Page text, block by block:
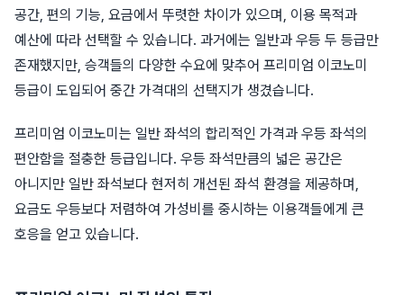
공간, 편의 기능, 요금에서 뚜렷한 차이가 있으며, 이용 목적과
예산에 따라 선택할 수 있습니다. 과거에는 일반과 우등 두 등급만
존재했지만, 승객들의 다양한 수요에 맞추어 프리미엄 이코노미
등급이 도입되어 중간 가격대의 선택지가 생겼습니다.
프리미엄 이코노미는 일반 좌석의 합리적인 가격과 우등 좌석의
편안함을 절충한 등급입니다. 우등 좌석만큼의 넓은 공간은
아니지만 일반 좌석보다 현저히 개선된 좌석 환경을 제공하며,
요금도 우등보다 저렴하여 가성비를 중시하는 이용객들에게 큰
호응을 얻고 있습니다.